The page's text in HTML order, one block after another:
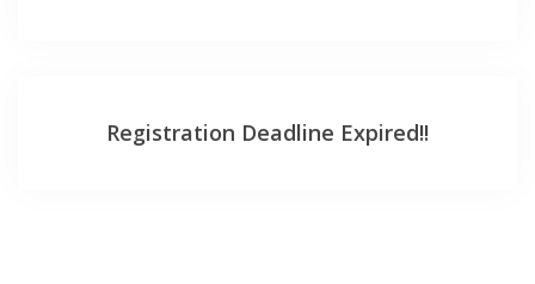
Registration Deadline Expired!!